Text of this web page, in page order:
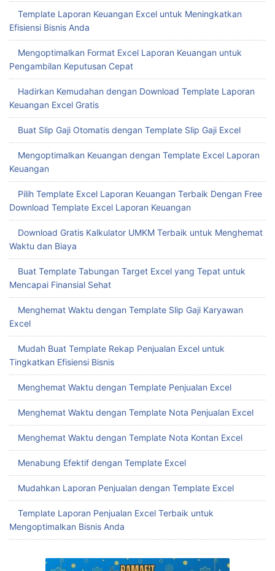
Template Laporan Keuangan Excel untuk Meningkatkan
Efisiensi Bisnis Anda
Mengoptimalkan Format Excel Laporan Keuangan untuk
Pengambilan Keputusan Cepat
Hadirkan Kemudahan dengan Download Template Laporan
Keuangan Excel Gratis
Buat Slip Gaji Otomatis dengan Template Slip Gaji Excel
Mengoptimalkan Keuangan dengan Template Excel Laporan
Keuangan
Pilih Template Excel Laporan Keuangan Terbaik Dengan Free
Download Template Excel Laporan Keuangan
Download Gratis Kalkulator UMKM Terbaik untuk Menghemat
Waktu dan Biaya
Buat Template Tabungan Target Excel yang Tepat untuk
Mencapai Finansial Sehat
Menghemat Waktu dengan Template Slip Gaji Karyawan
Excel
Mudah Buat Template Rekap Penjualan Excel untuk
Tingkatkan Efisiensi Bisnis
Menghemat Waktu dengan Template Penjualan Excel
Menghemat Waktu dengan Template Nota Penjualan Excel
Menghemat Waktu dengan Template Nota Kontan Excel
Menabung Efektif dengan Template Excel
Mudahkan Laporan Penjualan dengan Template Excel
Template Laporan Penjualan Excel Terbaik untuk
Mengoptimalkan Bisnis Anda